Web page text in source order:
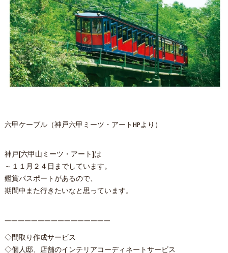
六甲ケーブル（神戸六甲ミーツ・アートHPより）
神戸[六甲山ミーツ・アート]は
～１１月２４日までしています。
鑑賞パスポートがあるので、
期間中また行きたいなと思っています。
————————————————
◇間取り作成サービス
◇個人邸、店舗のインテリアコーディネートサービス